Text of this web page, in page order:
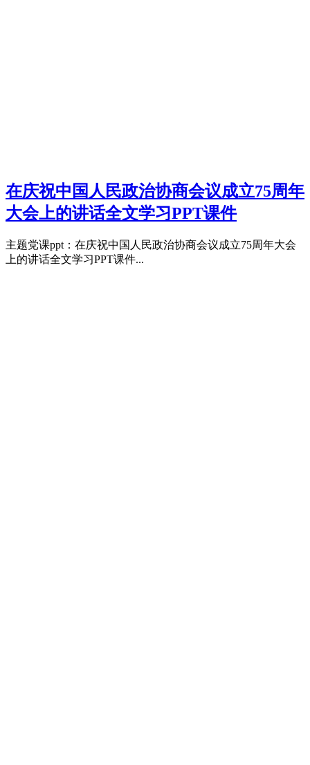
在庆祝中国人民政治协商会议成立75周年
大会上的讲话全文学习PPT课件
主题党课ppt：在庆祝中国人民政治协商会议成立75周年大会
上的讲话全文学习PPT课件...